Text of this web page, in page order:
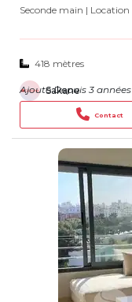
Seconde main | Location
418 mètres
Sakane
Contact
Ajouté Depuis 3 années